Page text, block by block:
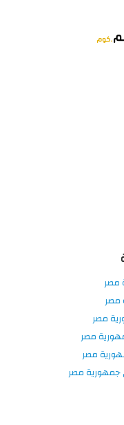
مصر
مصر
مصر
مصر
مصر
جمهورية مصر